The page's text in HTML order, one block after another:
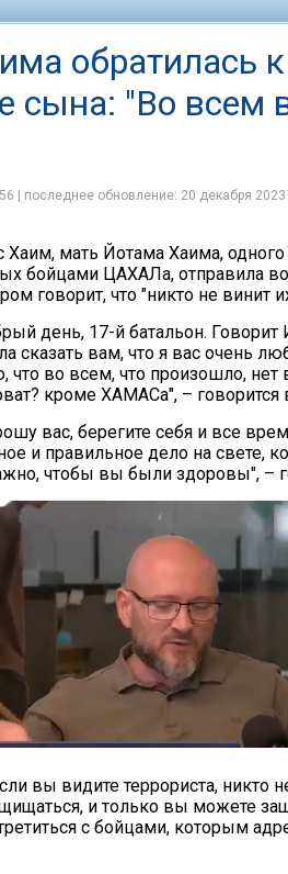
обратилась
сына: "Во всем
| последнее обновление: 20 декабря 2023
Хаим, мать Йотама Хаима,
бойцами ЦАХАЛа, отправила
говорит, что "никто не винит
день, 17-й батальон.
сказать вам, что я вас очень
что во всем, что произошло,
кроме ХАМАСа", – говорится
вас, берегите себя и все
и правильное дело на свете,
чтобы вы были здоровы", –
вы видите террориста, никто
и только вы можете
с бойцами, которым